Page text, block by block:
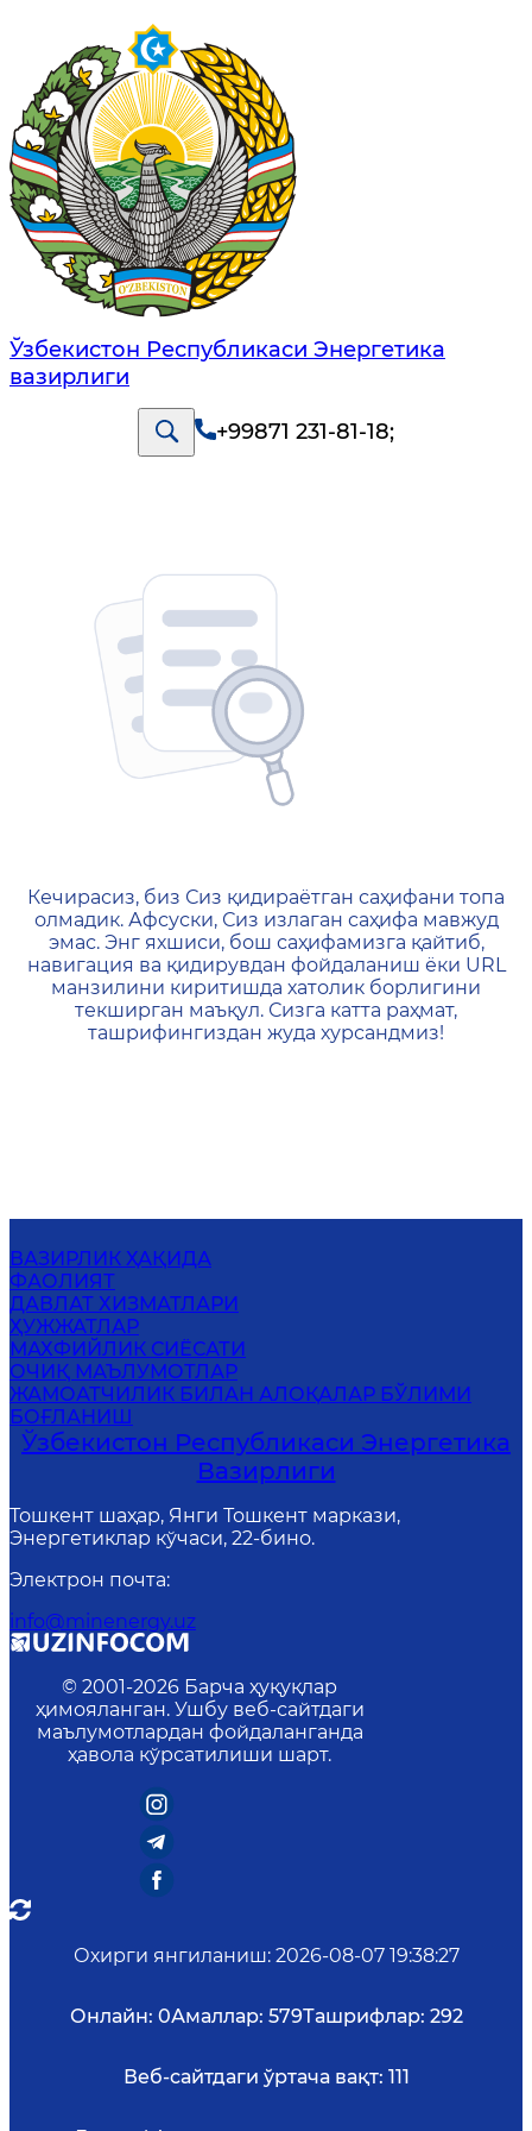
Ўзбекистон Республикаси Энергетика
вазирлиги
+99871 231-81-18;
404 — Страница не
Кечирасиз, биз Сиз қидираётган саҳифани топа
олмадик. Афсуски, Сиз излаган саҳифа мавжуд
эмас. Энг яхшиси, бош саҳифамизга қайтиб,
навигация ва қидирувдан фойдаланиш ёки URL
манзилини киритишда хатолик борлигини
текширган маъқул. Сизга катта раҳмат,
ташрифингиздан жуда хурсандмиз!
ВАЗИРЛИК ҲАҚИДА
ФАОЛИЯТ
ДАВЛАТ ХИЗМАТЛАРИ
ҲУЖЖАТЛАР
МАХФИЙЛИК СИЁСАТИ
ОЧИҚ МАЪЛУМОТЛАР
ЖАМОАТЧИЛИК БИЛАН АЛОҚАЛАР БЎЛИМИ
БОҒЛАНИШ
Ўзбекистон Республикаси Энергетика
Вазирлиги
Тошкент шаҳар, Янги Тошкент маркази,
Энергетиклар кўчаси, 22-бино.
Электрон почта:
info@minenergy.uz
© 2001-2026 Барча ҳуқуқлар
ҳимояланган. Ушбу веб-сайтдаги
маълумотлардан фойдаланганда
ҳавола кўрсатилиши шарт.
Охирги янгиланиш: 2026-08-07 19:38:27
Онлайн: 0Амаллар: 579Ташрифлар: 292
Веб-сайтдаги ўртача вақт: 111